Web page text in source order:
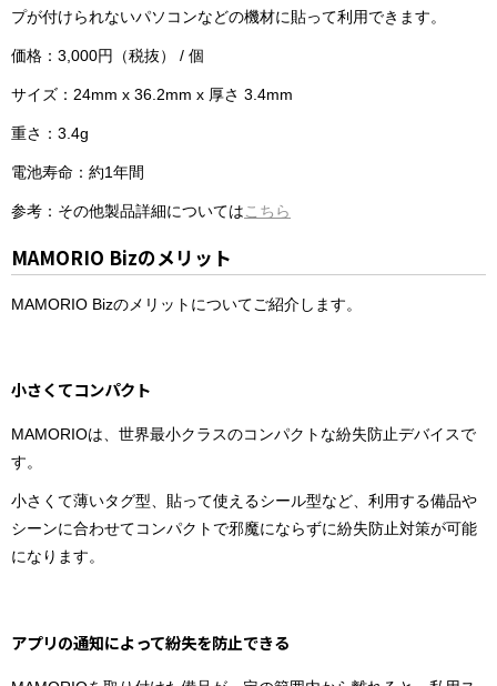
プが付けられないパソコンなどの機材に貼って利用できます。
価格：3,000円（税抜） / 個
サイズ：24mm x 36.2mm x 厚さ 3.4mm
重さ：3.4g
電池寿命：約1年間
参考：その他製品詳細についてはこちら
MAMORIO Bizのメリット
MAMORIO Bizのメリットについてご紹介します。
小さくてコンパクト
MAMORIOは、世界最小クラスのコンパクトな紛失防止デバイスで
す。
小さくて薄いタグ型、貼って使えるシール型など、利用する備品や
シーンに合わせてコンパクトで邪魔にならずに紛失防止対策が可能
になります。
アプリの通知によって紛失を防止できる